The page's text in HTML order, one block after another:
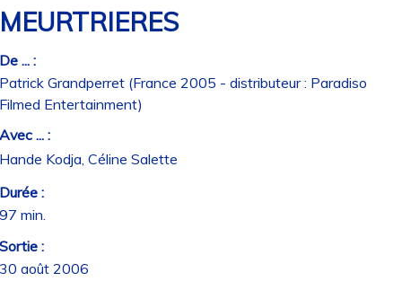
... :
Grandperret (France 2005 - distributeur : Paradiso
Entertainment)
... :
Kodja, Céline Salette
:
min.
:
août 2006